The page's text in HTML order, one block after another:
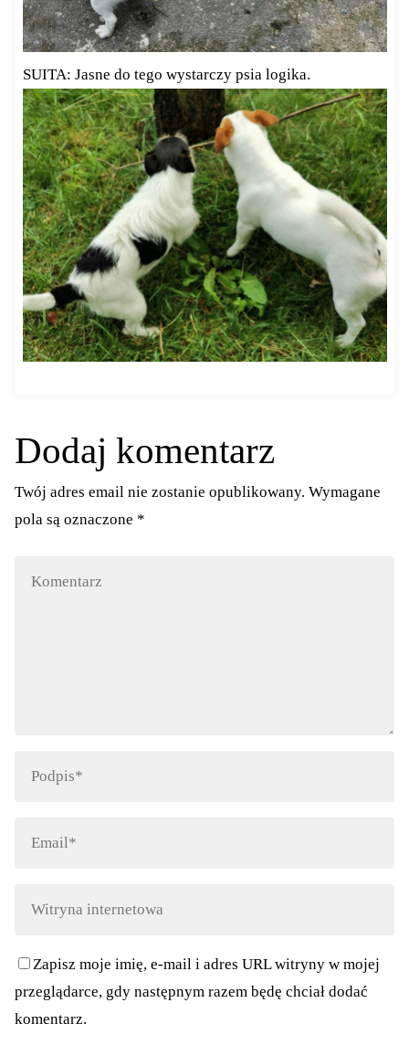
SUITA: Jasne do tego wystarczy psia logika.
Dodaj komentarz
Twój adres email nie zostanie opublikowany. Wymagane
pola są oznaczone *
Zapisz moje imię, e-mail i adres URL witryny w mojej
przeglądarce, gdy następnym razem będę chciał dodać
komentarz.